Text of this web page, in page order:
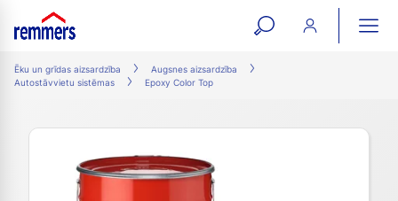
open
search
Ēku un grīdas aizsardzība
Augsnes aizsardzība
Autostāvvietu sistēmas
Epoxy Color Top